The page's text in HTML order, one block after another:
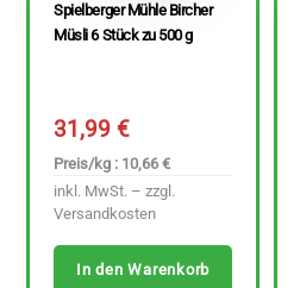
Spielberger Mühle Bircher
Müsli 6 Stück zu 500 g
31,99€
Preis/kg : 10,66 €
inkl. MwSt. – zzgl.
Versandkosten
In den Warenkorb